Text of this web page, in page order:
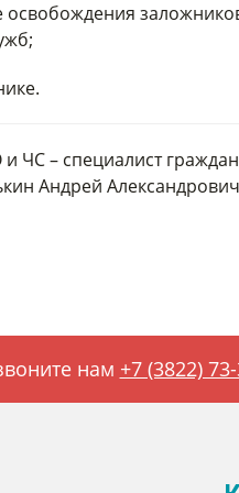
и ЧС – специалист
Андрей
нам +7 (3822)